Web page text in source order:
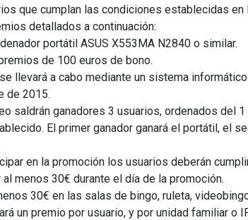
que cumplan las condiciones establecidas
detallados a continuación:
portátil ASUS X553MA N2840 o similar.
de 100 euros de bono.
llevará a cabo mediante un sistema
de 2015.
saldrán ganadores 3 usuarios, ordenados del
El primer ganador ganará el portátil, el
en la promoción los usuarios deberán
menos 30€ durante el día de la promoción.
30€ en las salas de bingo, ruleta,
un premio por usuario, y por unidad familiar o